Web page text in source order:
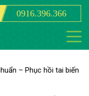
0916.396.366
– Phục hồi tai biến